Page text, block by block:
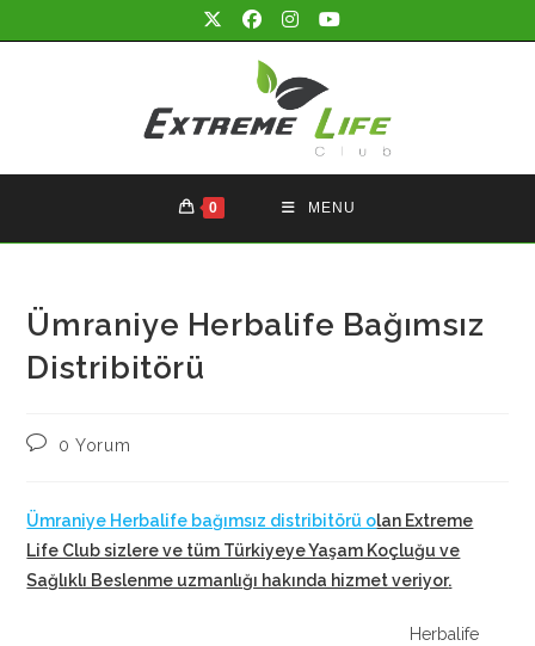
to
0 MENU
Ümraniye Herbalife Bağımsız
Distribitörü
Post0 Yorum
Ümraniye Herbalife bağımsız distribitörü olan Extreme
Life Club sizlere ve tüm Türkiyeye Yaşam Koçluğu ve
Sağlıklı Beslenme uzmanlığı hakında hizmet veriyor.
Herbalife